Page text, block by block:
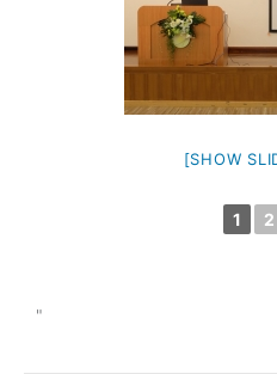
[SHOW
1 2
"